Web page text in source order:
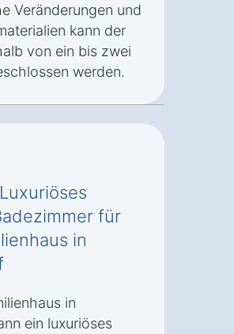
Veränderungen und
kann der
von ein bis zwei
werden.
für
in
in
ein luxuriöses